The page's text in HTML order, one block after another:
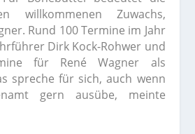
willkommenen Zuwachs,
Rund 100 Termine im Jahr
Dirk Kock-Rohwer und
für René Wagner als
spreche für sich, auch wenn
gern ausübe, meinte